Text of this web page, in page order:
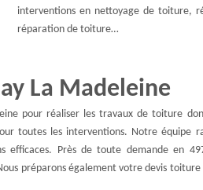
interventions en nettoyage de toiture,
réparation de toiture…
La Madeleine
pour réaliser les travaux de toiture
toutes les interventions. Notre équipe
Près de toute demande en
préparons également votre devis toiture